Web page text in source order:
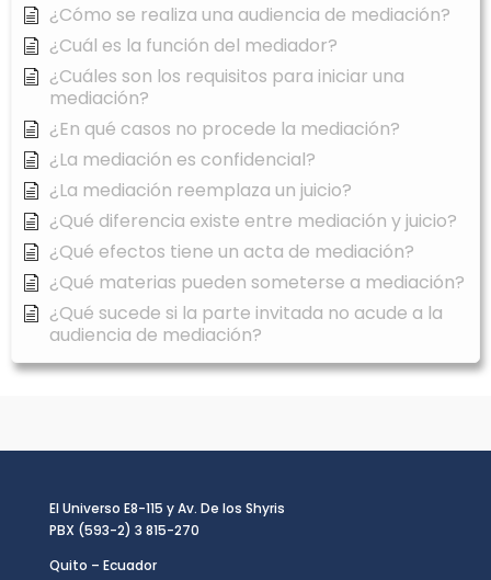
¿Cómo se realiza una audiencia de mediación?
¿Cuál es la función del mediador?
¿Cuáles son los requisitos para iniciar una
mediación?
¿En qué casos no procede la mediación?
¿La mediación es confidencial?
¿La mediación reemplaza un juicio?
¿Qué diferencia existe entre mediación y juicio?
¿Qué efectos tiene un acta de mediación?
¿Qué materias pueden someterse a mediación?
¿Qué sucede si la parte invitada no acude a la
audiencia de mediación?
El Universo E8-115 y Av. De los Shyris
PBX (593-2) 3 815-270
Quito – Ecuador